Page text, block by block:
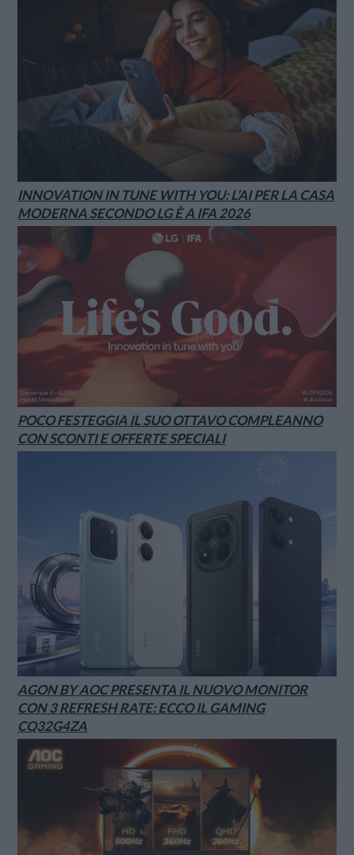
INNOVATION IN TUNE WITH YOU: L’AI PER LA CASA
MODERNA SECONDO LG È A IFA 2026
POCO FESTEGGIA IL SUO OTTAVO COMPLEANNO
CON SCONTI E OFFERTE SPECIALI
AGON BY AOC PRESENTA IL NUOVO MONITOR
CON 3 REFRESH RATE: ECCO IL GAMING
CQ32G4ZA